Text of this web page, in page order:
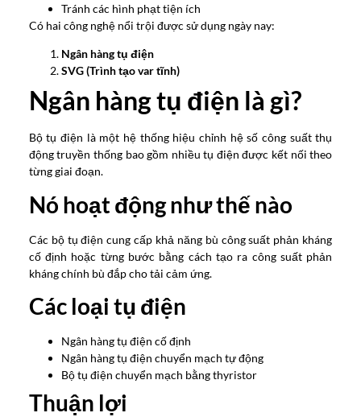
Tránh các hình phạt tiện ích
Có hai công nghệ nổi trội được sử dụng ngày nay:
Ngân hàng tụ điện
SVG (Trình tạo var tĩnh)
Ngân hàng tụ điện là gì?
Bộ tụ điện là một hệ thống hiệu chỉnh hệ số công suất thụ
động truyền thống bao gồm nhiều tụ điện được kết nối theo
từng giai đoạn.
Nó hoạt động như thế nào
Các bộ tụ điện cung cấp khả năng bù công suất phản kháng
cố định hoặc từng bước bằng cách tạo ra công suất phản
kháng chính bù đắp cho tải cảm ứng.
Các loại tụ điện
Ngân hàng tụ điện cố định
Ngân hàng tụ điện chuyển mạch tự động
Bộ tụ điện chuyển mạch bằng thyristor
Thuận lợi